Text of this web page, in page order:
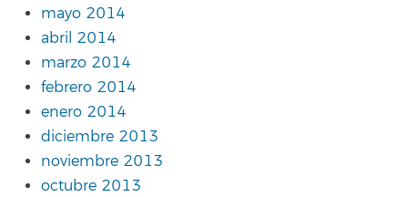
mayo 2014
abril 2014
marzo 2014
febrero 2014
enero 2014
diciembre 2013
noviembre 2013
octubre 2013